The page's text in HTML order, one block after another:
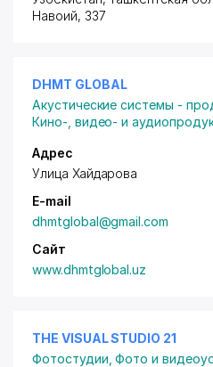
Навоий, 337
DHMT GLOBAL
Акустические системы -
Кино-, видео- и
Адрес
Улица Хайдарова
E-mail
dhmtglobal@gmail.com
Сайт
www.dhmtglobal.uz
THE VISUAL STUDIO 21
Фотостудии ,Фото и